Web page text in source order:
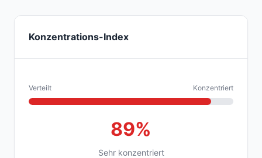
Konzentrations-Index
Verteilt Konzentriert
89%
Sehr konzentriert